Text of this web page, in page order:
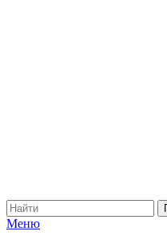
Меню